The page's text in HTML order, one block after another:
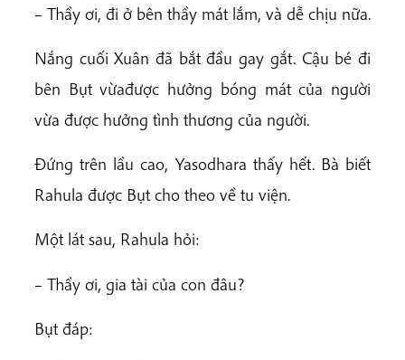
– Thầy ơi, đi ở bên thầy mát lắm, và dễ chịu nữa.
Nắng cuối Xuân đã bắt đầu gay gắt. Cậu bé đi
bên Bụt vừađược hưởng bóng mát của người
vừa được hưởng tình thương của người.
Đứng trên lầu cao, Yasodhara thấy hết. Bà biết
Rahula được Bụt cho theo về tu viện.
Một lát sau, Rahula hỏi:
– Thầy ơi, gia tài của con đâu?
Bụt đáp: